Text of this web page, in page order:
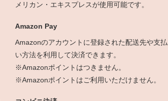
メリカン・エキスプレスが使用可能です。
Amazon Pay
Amazonのアカウントに登録された配送先や支払
い方法を利用して決済できます。
※Amazonポイントはつきません。
※Amazonポイントはご利用いただけません。